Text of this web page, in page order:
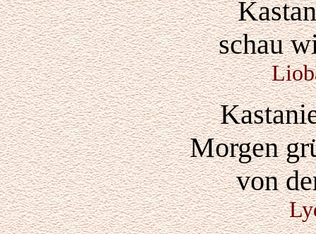
schau
Morgen
von